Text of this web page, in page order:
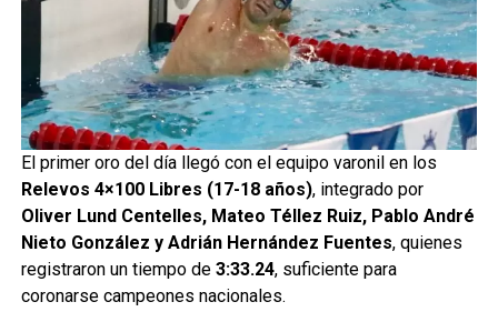
El primer oro del día llegó con el equipo varonil en los
Relevos 4×100 Libres (17-18 años), integrado por
Oliver Lund Centelles, Mateo Téllez Ruiz, Pablo André
Nieto González y Adrián Hernández Fuentes, quienes
registraron un tiempo de 3:33.24, suficiente para
coronarse campeones nacionales.